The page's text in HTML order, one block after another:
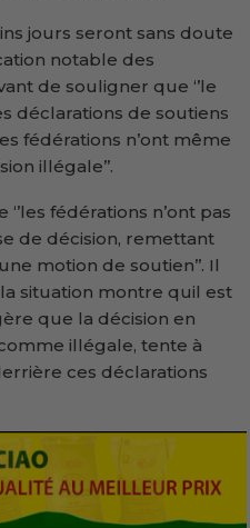
jours seront sans doute
notable des
de souligner que ‘’le
déclarations de soutiens
fédérations n’ont même
illégale’’.
fédérations n’ont pas
de décision, remettant
motion de soutien’’. Il
la situation montre quil est
que la décision en
illégale, tente à
ces déclarations